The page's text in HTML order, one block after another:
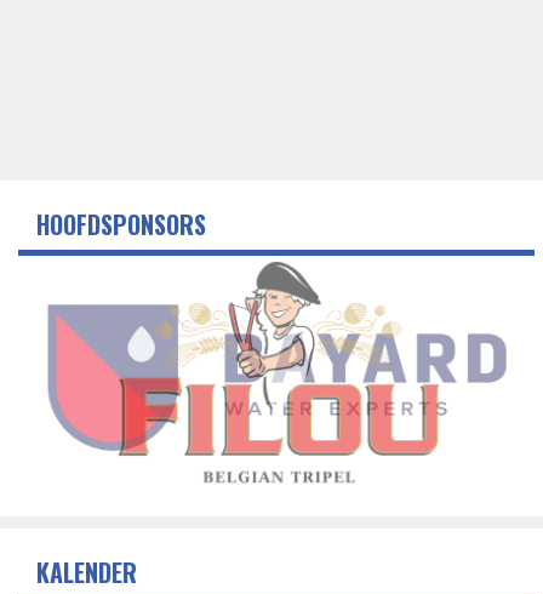
HOOFDSPONSORS
KALENDER